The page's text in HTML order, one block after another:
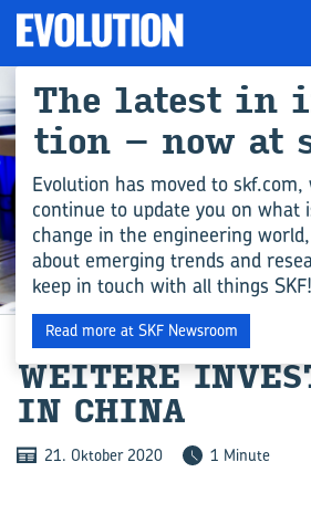
MANUFACTURING
WEI­TE­RE
IN CHINA
21. Oktober 2020 1 Minute
The la­test in
ti­on – now at
Evolution has moved to
continue to update you on what
change in the engineering
about emerging trends and
keep in touch with all things SKF!
Read more at SKF Newsroom